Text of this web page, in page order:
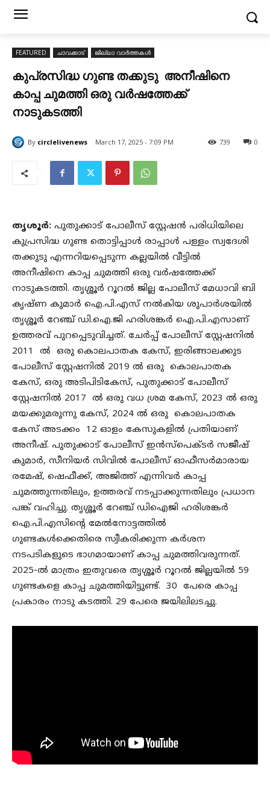
FEATURED ചാവക്കാട് ജില്ലാ വാർത്തകൾ
കുപ്രസിദ്ധ ഗുണ്ട തക്കുടു അനീഷിനെ
കാപ്പ ചുമത്തി ഒരു വർഷത്തേക്ക്
നാടുകടത്തി
By circlelivenews March 17, 2025 - 7:09 PM 0
739
തൃശൂർ: പുതുക്കാട് പോലീസ് സ്റ്റേഷന്‍ പരിധിയിലെ
കുപ്രസിദ്ധ ഗുണ്ട തൊട്ടിപ്പാൾ രാപ്പാൾ പള്ളം സ്വദേശി
തക്കുടു എന്നറിയപ്പെടുന്ന കല്ലയിൽ വീട്ടിൽ
അനീഷിനെ കാപ്പ ചുമത്തി ഒരു വർഷത്തേക്ക്
നാടുകടത്തി. തൃശ്ശൂര്‍ റൂറല്‍ ജില്ല പോലീസ് മേധാവി ബി
കൃഷ്ണ കുമാര്‍ ഐ.പി.എസ് നൽകിയ ശുപാര്‍ശയില്‍
തൃശ്ശൂർ റേഞ്ച് ഡി.ഐ.ജി ഹരിശങ്കര്‍ ഐ.പി.എസാണ്
ഉത്തരവ് പുറപ്പെടുവിച്ചത്. ചേര്‍പ്പ് പോലീസ് സ്റ്റേഷനിൽ
2011 ൽ ഒരു കൊലപാതക കേസ്, ഇരിങ്ങാലക്കുട
പോലീസ് സ്റ്റേഷനിൽ 2019 ൽ ഒരു കൊലപാതക
കേസ്, ഒരു അടിപിടികേസ്, പുതുക്കാട് പോലീസ്
സ്റ്റേഷനിൽ 2017 ൽ ഒരു വധ ശ്രമ കേസ്, 2023 ൽ ഒരു
മയക്കുമരുന്നു കേസ്, 2024 ൽ ഒരു കൊലപാതക
കേസ് അടക്കം 12 ഓളം കേസുകളില്‍ പ്രതിയാണ്
അനീഷ്. പുതുക്കാട് പോലീസ് ഇന്‍സ്പെക്ടര്‍ സജീഷ്
കുമാര്‍, സീനിയര്‍ സിവില്‍ പോലീസ് ഓഫീസര്‍മാരായ
രമേഷ്, ഷെഫീക്ക്, അജിത്ത് എന്നിവര്‍ കാപ്പ
ചുമത്തുന്നതിലും, ഉത്തരവ് നടപ്പാക്കുന്നതിലും പ്രധാന
പങ്ക് വഹിച്ചു. തൃശ്ശൂർ റേഞ്ച് ഡിഐജി ഹരിശങ്കർ
ഐ.പി.എസിന്റെ മേൽനോട്ടത്തിൽ
ഗുണ്ടകൾക്കെതിരെ സ്വീകരിക്കുന്ന കർശന
നടപടികളുടെ ഭാഗമായാണ് കാപ്പ ചുമത്തിവരുന്നത്.
2025-ൽ മാത്രം ഇതുവരെ തൃശ്ശൂർ റൂറൽ ജില്ലയിൽ 59
ഗുണ്ടകളെ കാപ്പ ചുമത്തിയിട്ടുണ്ട്. 30 പേരെ കാപ്പ
പ്രകാരം നാടു കടത്തി. 29 പേരെ ജയിലിലടച്ചു.